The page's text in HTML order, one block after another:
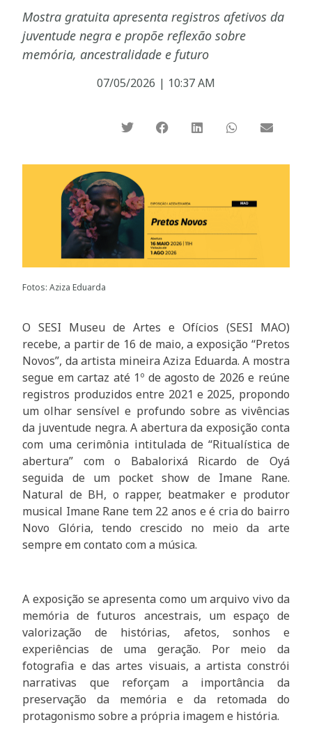
Mostra gratuita apresenta registros afetivos da
juventude negra e propõe reflexão sobre
memória, ancestralidade e futuro
07/05/2026 | 10:37 AM
Fotos: Aziza Eduarda
O SESI Museu de Artes e Ofícios (SESI MAO)
recebe, a partir de 16 de maio, a exposição “Pretos
Novos”, da artista mineira Aziza Eduarda. A mostra
segue em cartaz até 1º de agosto de 2026 e reúne
registros produzidos entre 2021 e 2025, propondo
um olhar sensível e profundo sobre as vivências
da juventude negra. A abertura da exposição conta
com uma cerimônia intitulada de “Ritualística de
abertura” com o Babalorixá Ricardo de Oyá
seguida de um pocket show de Imane Rane.
Natural de BH, o rapper, beatmaker e produtor
musical Imane Rane tem 22 anos e é cria do bairro
Novo Glória, tendo crescido no meio da arte
sempre em contato com a música.
A exposição se apresenta como um arquivo vivo da
memória de futuros ancestrais, um espaço de
valorização de histórias, afetos, sonhos e
experiências de uma geração. Por meio da
fotografia e das artes visuais, a artista constrói
narrativas que reforçam a importância da
preservação da memória e da retomada do
protagonismo sobre a própria imagem e história.